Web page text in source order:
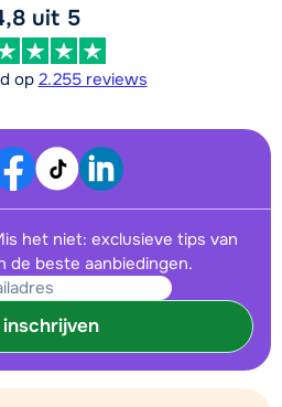
uit 5
op 2.255 reviews
het niet: exclusieve tips van
de beste aanbiedingen.
inschrijven